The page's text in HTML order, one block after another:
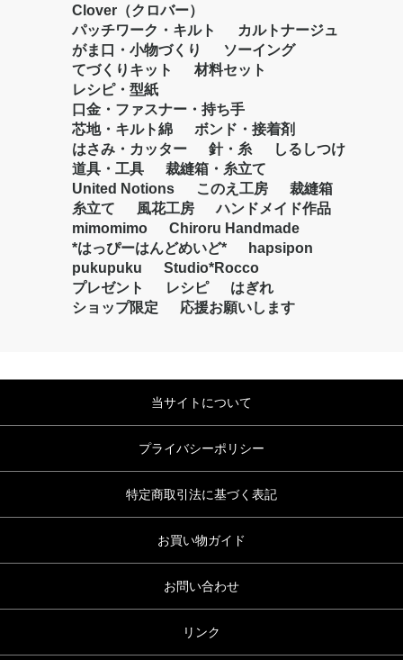
Clover（クロバー）
パッチワーク・キルト
カルトナージュ
がま口・小物づくり
ソーイング
てづくりキット
材料セット
レシピ・型紙
口金・ファスナー・持ち手
芯地・キルト綿
ボンド・接着剤
はさみ・カッター
針・糸
しるしつけ
道具・工具
裁縫箱・糸立て
United Notions
このえ工房
裁縫箱
糸立て
風花工房
ハンドメイド作品
mimomimo
Chiroru Handmade
*はっぴーはんどめいど*
hapsipon
pukupuku
Studio*Rocco
プレゼント
レシピ
はぎれ
ショップ限定
応援お願いします
当サイトについて
プライバシーポリシー
特定商取引法に基づく表記
お買い物ガイド
お問い合わせ
リンク